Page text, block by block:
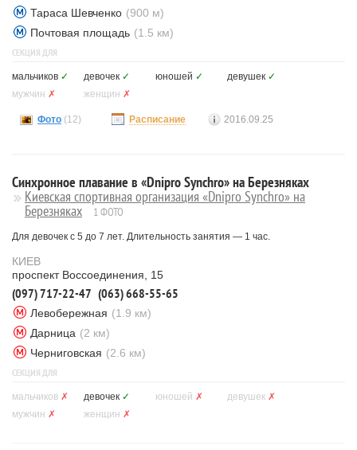
Тараса Шевченко (900 м)
Почтовая площадь (1.5 км)
СЕКЦИЯ ДЛЯ
мальчиков ✓ девочек ✓ юношей ✓ девушек ✓
мужчин ✗ женщин ✗
Фото (12) Расписание 2016.09.25
Синхронное плавание в «Dnipro Synchro» на Березняках
Киевская спортивная организация «Dnipro Synchro» на
Березняках 1 ФОТО
Для девочек с 5 до 7 лет. Длительность занятия — 1 час.
КИЕВ
проспект Воссоединения, 15
(097) 717-22-47 (063) 668-55-65
Левобережная (1.9 км)
Дарница (2 км)
Черниговская (2.6 км)
СЕКЦИЯ ДЛЯ
мальчиков ✗ девочек ✓ юношей ✗ девушек ✗
мужчин ✗ женщин ✗